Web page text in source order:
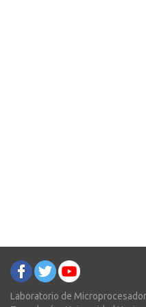
Laboratorio de